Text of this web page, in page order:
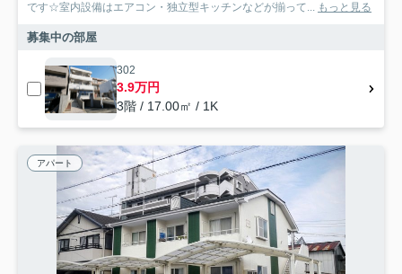
です☆室内設備はエアコン・独立型キッチンなどが揃って... もっと見る
募集中の部屋
302
3.9万円
3階 / 17.00㎡ / 1K
アパート